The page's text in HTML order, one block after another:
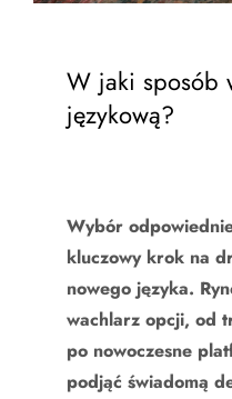
W jaki sposób
językową?
Wybór
kluczowy krok na
nowego języka.
wachlarz opcji, od
po nowoczesne
podjąć świadomą